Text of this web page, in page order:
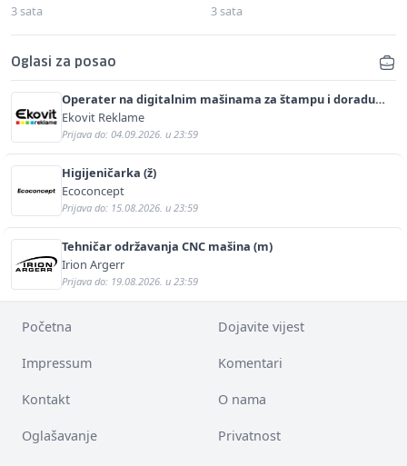
3 sata 3 sata
Oglasi za posao
Operater na digitalnim mašinama za štampu i doradu
(m/ž)
Ekovit Reklame
Prijava do: 04.09.2026. u 23:59
Higijeničarka (ž)
Ecoconcept
Prijava do: 15.08.2026. u 23:59
Tehničar održavanja CNC mašina (m)
Irion Argerr
Prijava do: 19.08.2026. u 23:59
Početna Dojavite vijest
Impressum Komentari
Kontakt O nama
Oglašavanje Privatnost